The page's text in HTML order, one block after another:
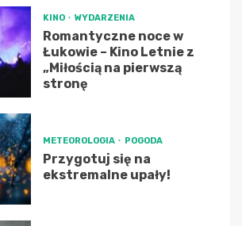
KINO WYDARZENIA
Romantyczne noce w
Łukowie – Kino Letnie z
„Miłością na pierwszą
stronę
METEOROLOGIA POGODA
Przygotuj się na
ekstremalne upały!